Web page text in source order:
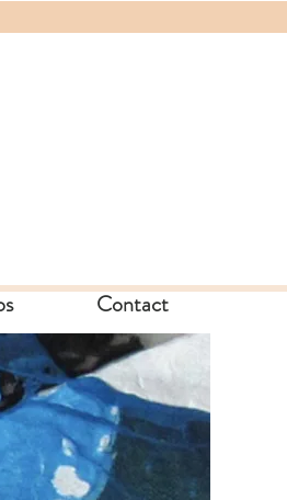
Contact